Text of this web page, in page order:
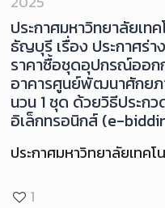
ประกาศมหาวิทยาลัยเท
ธัญบุรี เรื่อง ประกาศร่
ราคาซื้อชุดอุปกรณ์ออก
อาคารศูนย์พัฒนาศักย
นวน 1 ชุด ด้วยวิธีประกว
อิเล็กทรอนิกส์ (e-
ประกาศมหาวิทยาลัยเทคโ
1